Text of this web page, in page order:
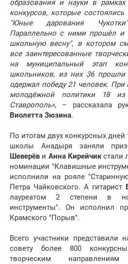
образования и науки в рамках
конкурсов, которые
"Юные дарования
Параллельно с ними прошёл и
школьную весну", в котором
все заинтересованные
на муниципальный этап
школьников, из них 36 прошли
одержал победу 21 человек. При
молодёжной политики 18
Ставрополь», – рассказала
Виолетта Зюзина.
По итогам двух конкурсных дней
школы Анадыря заняли
Шеверёв и Анна Кирейчикстали
номинации "Клавишные
исполнили на рояле
Петра Чайковского. А гитарист
лауреатом 2 степени в
инструменты". Он исполнил
Крамского "Порыв".
Всего участники представили
совету более 800
творческим